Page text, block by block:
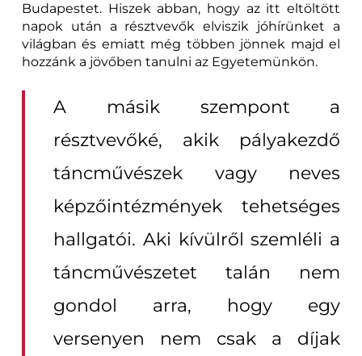
Budapestet. Hiszek abban, hogy az itt eltöltött
napok után a résztvevők elviszik jóhírünket a
világban és emiatt még többen jönnek majd el
hozzánk a jövőben tanulni az Egyetemünkön.
A másik szempont a
résztvevőké, akik pályakezdő
táncművészek vagy neves
képzőintézmények tehetséges
hallgatói. Aki kívülről szemléli a
táncművészetet talán nem
gondol arra, hogy egy
versenyen nem csak a díjak